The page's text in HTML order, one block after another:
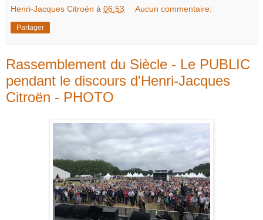
Henri-Jacques Citroën à 06:53 Aucun commentaire:
Partager
Rassemblement du Siècle - Le PUBLIC
pendant le discours d'Henri-Jacques
Citroën - PHOTO